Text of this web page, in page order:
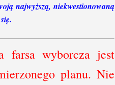
najwyższą, niekwestionowaną
farsa wyborcza jest
planu. Nie